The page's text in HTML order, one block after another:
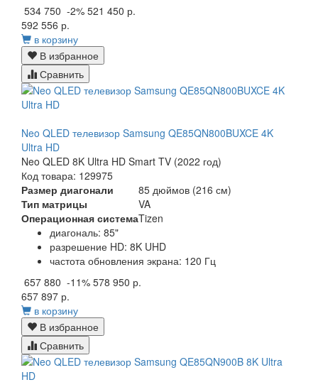
534 750 -2% 521 450 р.
592 556 р.
в корзину
В избранное
Сравнить
Neo QLED телевизор Samsung QE85QN800BUXCE 4K
Ultra HD
Neo QLED 8K Ultra HD Smart TV (2022 год)
Код товара: 129975
Размер диагонали
85 дюймов (216 см)
Тип матрицы
VA
Операционная системаTizen
диагональ: 85"
разрешение HD: 8K UHD
частота обновления экрана: 120 Гц
657 880 -11% 578 950 р.
657 897 р.
в корзину
В избранное
Сравнить